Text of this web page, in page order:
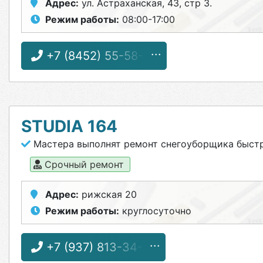
Адрес: ул. Астраханская, 43, стр 3.
Режим работы: 08:00-17:00
+7 (8452) 55-58-28
STUDIA 164
Мастера выполнят ремонт снегоуборщика
Срочный ремонт
Адрес: рижская 20
Режим работы: круглосуточно
+7 (937) 813-34-41